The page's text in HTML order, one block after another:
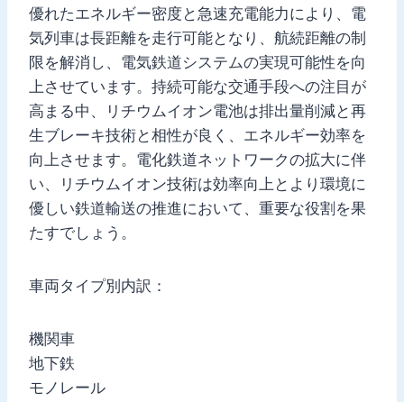
優れたエネルギー密度と急速充電能力により、電
気列車は長距離を走行可能となり、航続距離の制
限を解消し、電気鉄道システムの実現可能性を向
上させています。持続可能な交通手段への注目が
高まる中、リチウムイオン電池は排出量削減と再
生ブレーキ技術と相性が良く、エネルギー効率を
向上させます。電化鉄道ネットワークの拡大に伴
い、リチウムイオン技術は効率向上とより環境に
優しい鉄道輸送の推進において、重要な役割を果
たすでしょう。
車両タイプ別内訳：
機関車
地下鉄
モノレール